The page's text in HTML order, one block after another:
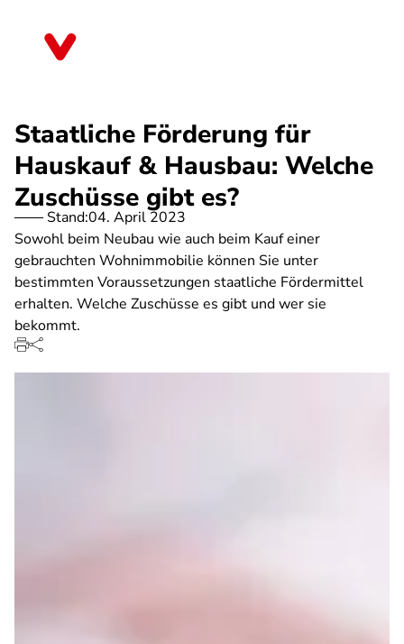
Staatliche Förderung für
Hauskauf & Hausbau: Welche
Zuschüsse gibt es?
Stand:04. April 2023
Sowohl beim Neubau wie auch beim Kauf einer
gebrauchten Wohnimmobilie können Sie unter
bestimmten Voraussetzungen staatliche Fördermittel
erhalten. Welche Zuschüsse es gibt und wer sie
bekommt.